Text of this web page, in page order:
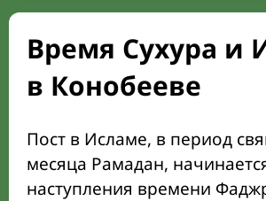
Время Сухура и
в Конобееве
Пост в Исламе, в период
месяца Рамадан,
наступления времени